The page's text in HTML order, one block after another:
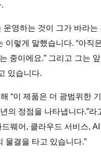
영하는 것이 그가 바라는
이렇게 말했습니다. “아직
중이에요.” 그리고 그는
있습니다.
“이 제품은 더 광범위한 기
의 정점을 나타냅니다.”라
드웨어, 클라우드 서비스,
물결을 타고 있습니다.”